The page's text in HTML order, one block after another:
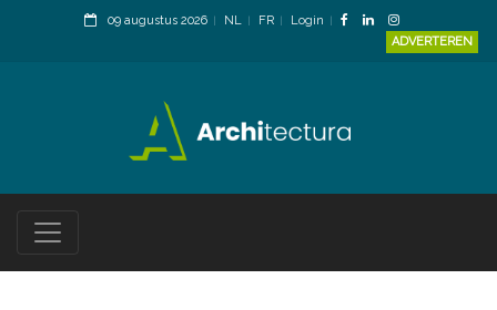
09 augustus 2026 NL FR
Login
ADVERTEREN